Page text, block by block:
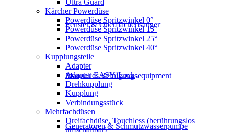
Fenster & Oberflächensauger
Manuelles Reinigungsequipment
Generatoren & Schmutzwasserpumpe
Kärcher Powerdüse
Powerdüse Spritzwinkel 0°
Powerdüse Spritzwinkel 15°
Powerdüse Spritzwinkel 25°
Powerdüse Spritzwinkel 40°
Kupplungsteile
Adapter
Adapter EASY!Lock
Drehkupplung
Kupplung
Verbindungsstück
Mehrfachdüsen
Dreifachdüse, Touchless (berührungslos
umschaltbar)